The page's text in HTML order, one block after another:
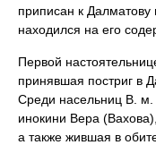
приписан к
находился на его
Первой
принявшая постриг в
Среди насельниц В. м.
инокини Вера
а также жившая в